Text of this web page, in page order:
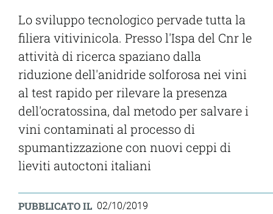
Lo sviluppo tecnologico pervade tutta la
filiera vitivinicola. Presso l'Ispa del Cnr le
attività di ricerca spaziano dalla
riduzione dell'anidride solforosa nei vini
al test rapido per rilevare la presenza
dell'ocratossina, dal metodo per salvare i
vini contaminati al processo di
spumantizzazione con nuovi ceppi di
lieviti autoctoni italiani
PUBBLICATO IL 02/10/2019